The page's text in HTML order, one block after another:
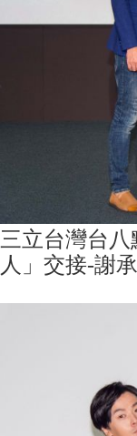
三立台灣台
人」交接-謝